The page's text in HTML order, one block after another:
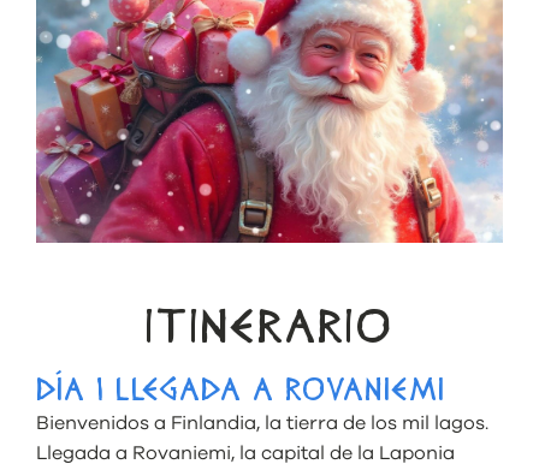
ITINERARIO
DÍA 1 LLEGADA A ROVANIEMI
Bienvenidos a Finlandia, la tierra de los mil lagos.
Llegada a Rovaniemi, la capital de la Laponia